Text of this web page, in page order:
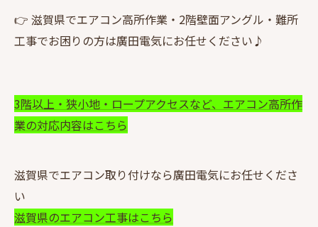
👉 滋賀県でエアコン高所作業・2階壁面アングル・難所
工事でお困りの方は廣田電気にお任せください♪
3階以上・狭小地・ロープアクセスなど、エアコン高所作
業の対応内容はこちら
滋賀県でエアコン取り付けなら廣田電気にお任せくださ
い
滋賀県のエアコン工事はこちら